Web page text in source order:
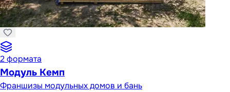
2формата
Модуль Кемп
Франшизы модульных домов и бань